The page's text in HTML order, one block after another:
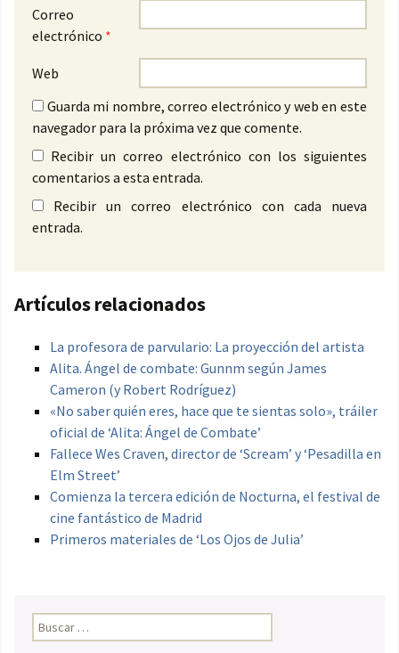
Correo
electrónico *
Web
Guarda mi nombre, correo electrónico y web en este
navegador para la próxima vez que comente.
Recibir un correo electrónico con los siguientes
comentarios a esta entrada.
Recibir un correo electrónico con cada nueva
entrada.
Artículos relacionados
La profesora de parvulario: La proyección del artista
Alita. Ángel de combate: Gunnm según James
Cameron (y Robert Rodríguez)
«No saber quién eres, hace que te sientas solo», tráiler
oficial de ‘Alita: Ángel de Combate’
Fallece Wes Craven, director de ‘Scream’ y ‘Pesadilla en
Elm Street’
Comienza la tercera edición de Nocturna, el festival de
cine fantástico de Madrid
Primeros materiales de ‘Los Ojos de Julia’
Buscar: